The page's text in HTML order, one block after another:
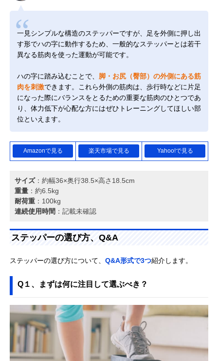
一見シンプルな構造のステッパーですが、足を外側に押し出
す形でハの字に動作するため、一般的なステッパーとは若干
異なる筋肉を使った運動が可能です。
ハの字に踏み込むことで、 脚・お尻（臀部）の外側にある筋
肉を刺激できます。これら外側の筋肉は、歩行時などに片足
になった際にバランスをとるための重要な筋肉のひとつであ
り、体力低下が心配な方にはぜひトレーニングしてほしい部
位といえます。
Amazonで見る 楽天市場で見る Yahoo!で見る
サイズ：約幅36×奥行38.5×高さ18.5cm
重量 ：約6.5kg
耐荷重 ：100kg
連続使用時間 ：記載未確認
ステッパーの選び方、Q&A
ステッパーの選び方について、 Q&A形式で3つ紹介します。
Q１、まずは何に注目して選ぶべき？